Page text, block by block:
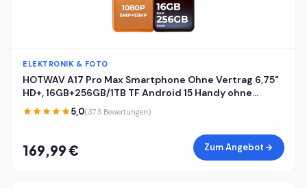
ELEKTRONIK & FOTO
HOTWAV A17 Pro Max Smartphone Ohne Vertrag 6,75"
HD+, 16GB+256GB/1TB TF Android 15 Handy ohne
vertrag, 5160mAh Akku Quick-Charge, Dual SIM 4G
Handys,Fingerabdruck/Face ID/Gemini AI/GPS/OTG
5,0(373 Bewertungen)
169,99 € Zum Angebot